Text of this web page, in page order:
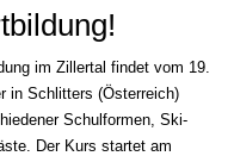
im Zillertal findet vom 19.
in Schlitters (Österreich)
Schulformen, Ski-
Der Kurs startet am